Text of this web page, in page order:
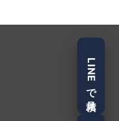
LINEで見積